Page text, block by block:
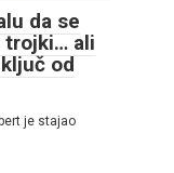
da se
trojki… ali
od
je stajao